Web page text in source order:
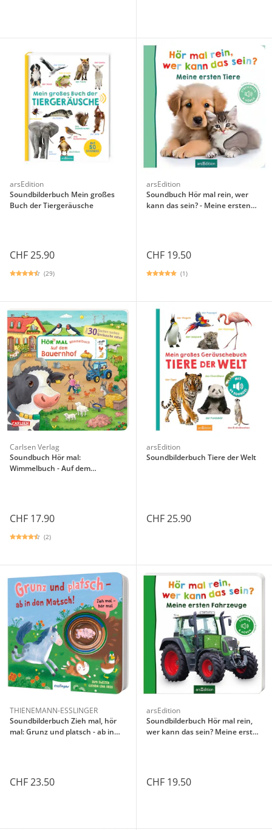
arsEdition
Soundbilderbuch Mein großes
Buch der Tiergeräusche
CHF 25.90
(29)
arsEdition
Soundbuch Hör mal rein, wer
kann das sein? - Meine ersten
CHF 19.50
(1)
Carlsen Verlag
Soundbuch Hör mal:
Wimmelbuch - Auf dem
CHF 17.90
(2)
arsEdition
Soundbilderbuch Tiere der Welt
CHF 25.90
THIENEMANN-ESSLINGER
Soundbilderbuch Zieh mal, hör
mal: Grunz und platsch - ab in
CHF 23.50
arsEdition
Soundbilderbuch Hör mal rein,
wer kann das sein? Meine ersten
CHF 19.50